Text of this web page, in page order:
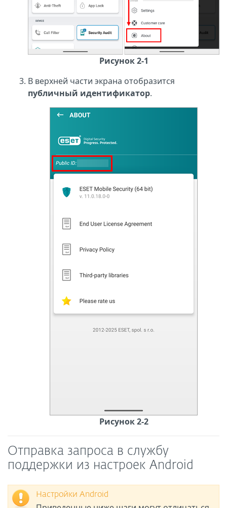
Рисунок 2-1
В верхней части экрана отобразится
публичный идентификатор.
Рисунок 2-2
Отправка запроса в службу
поддержки из настроек Android
Настройки Android